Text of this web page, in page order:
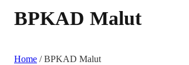
BPKAD Malut
Home /BPKAD Malut